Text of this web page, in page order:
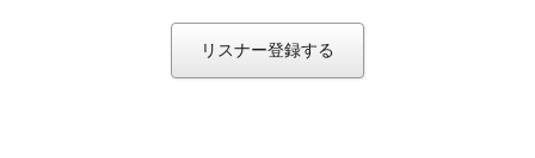
リスナー登録する